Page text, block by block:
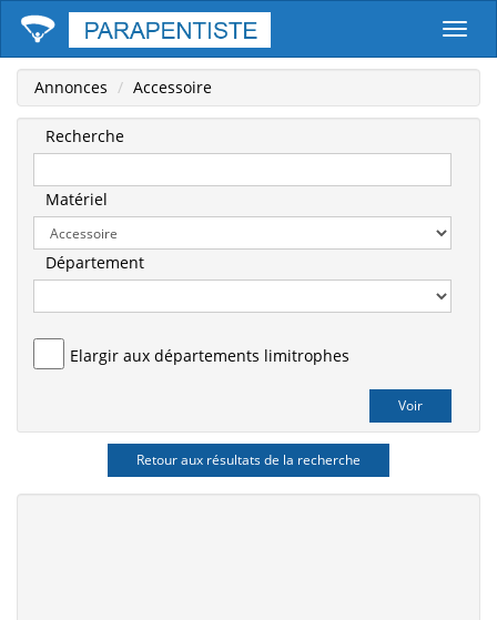
Annonces Accessoire
Recherche
Matériel
Département
Elargir aux départements limitrophes
Retour aux résultats de la recherche